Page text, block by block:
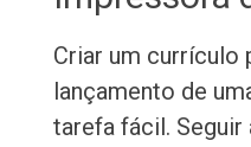
Criar um currículo
lançamento de
tarefa fácil. Seguir